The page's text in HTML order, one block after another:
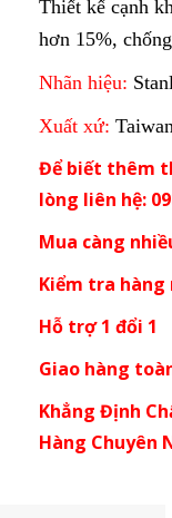
Thiết kế cạnh
hơn 15%,
Nhãn hiệu:
Xuất xứ:
Để biết thêm
lòng liên hệ:
Mua càng
Kiểm tra
Hỗ trợ 1 đổi 1
Giao hàng
Khẳng Định
Hàng Chuyên